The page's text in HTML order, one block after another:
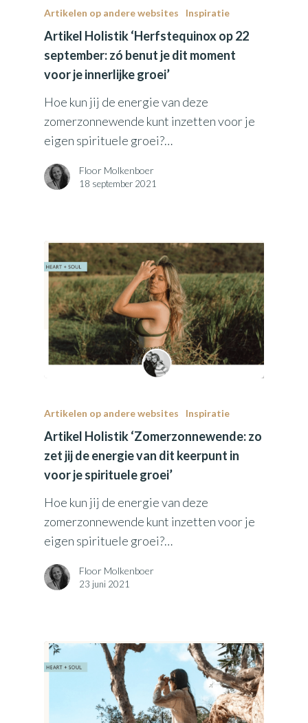
Artikelen op andere websites Inspiratie
Artikel Holistik ‘Herfstequinox op 22
september: zó benut je dit moment
voor je innerlijke groei’
Hoe kun jij de energie van deze
zomerzonnewende kunt inzetten voor je
eigen spirituele groei?…
Floor Molkenboer
18 september 2021
Artikelen op andere websites Inspiratie
Artikel Holistik ‘Zomerzonnewende: zo
zet jij de energie van dit keerpunt in
voor je spirituele groei’
Hoe kun jij de energie van deze
zomerzonnewende kunt inzetten voor je
eigen spirituele groei?…
Floor Molkenboer
23 juni 2021